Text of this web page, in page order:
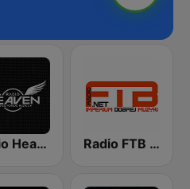
Radio Heaven Radio FTB Club